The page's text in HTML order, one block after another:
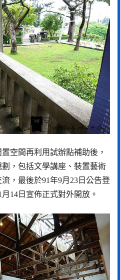
空間再利用試辦點補助後，
，包括文學講座、裝置藝術
，最後於91年9月23日公告登
14日宣佈正式對外開放。